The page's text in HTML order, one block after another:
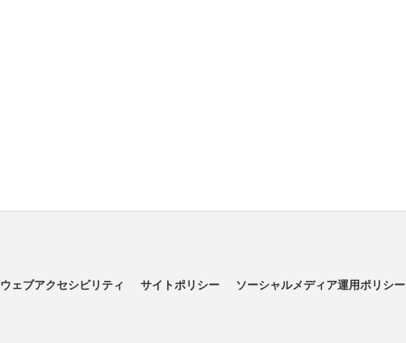
ウェブアクセシビリティ サイトポリシー ソーシャルメディア運用ポリシー